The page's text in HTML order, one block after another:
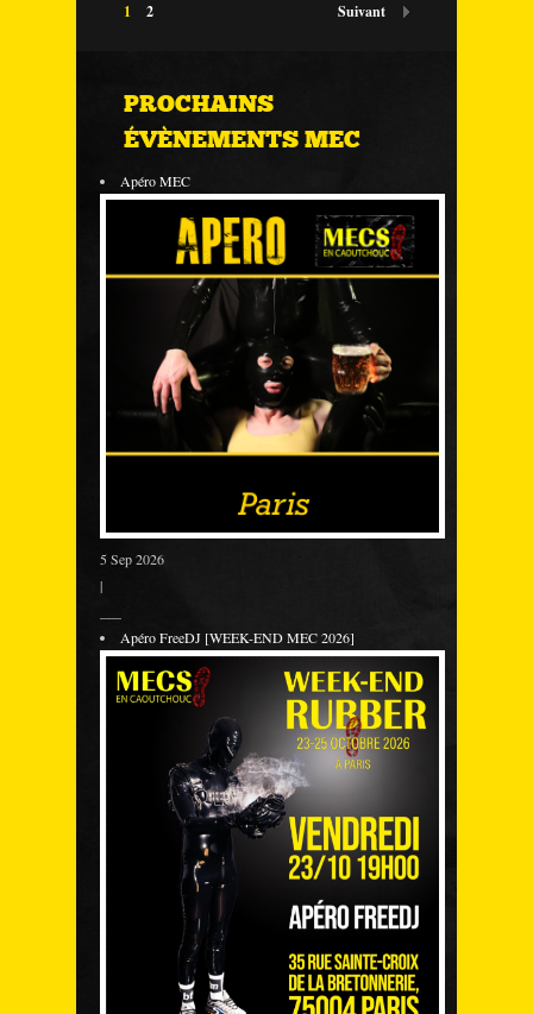
1 2 Suivant
PROCHAINS
ÉVÈNEMENTS MEC
Apéro MEC
5 Sep 2026
|
Apéro FreeDJ [WEEK-END MEC 2026]